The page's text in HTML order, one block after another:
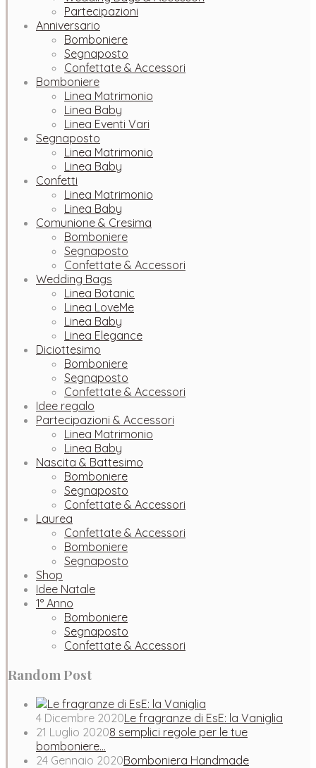
Partecipazioni
Anniversario
Bomboniere
Segnaposto
Confettate & Accessori
Bomboniere
Linea Matrimonio
Linea Baby
Linea Eventi Vari
Segnaposto
Linea Matrimonio
Linea Baby
Confetti
Linea Matrimonio
Linea Baby
Comunione & Cresima
Bomboniere
Segnaposto
Confettate & Accessori
Wedding Bags
Linea Botanic
Linea LoveMe
Linea Baby
Linea Elegance
Diciottesimo
Bomboniere
Segnaposto
Confettate & Accessori
Idee regalo
Partecipazioni & Accessori
Linea Matrimonio
Linea Baby
Nascita & Battesimo
Bomboniere
Segnaposto
Confettate & Accessori
Laurea
Confettate & Accessori
Bomboniere
Segnaposto
Shop
Idee Natale
1° Anno
Bomboniere
Segnaposto
Confettate & Accessori
Random Post
4 Dicembre 2020Le fragranze di EsE: la Vaniglia
21 Luglio 20208 semplici regole per le tue
bomboniere…
24 Gennaio 2020Bomboniera Handmade